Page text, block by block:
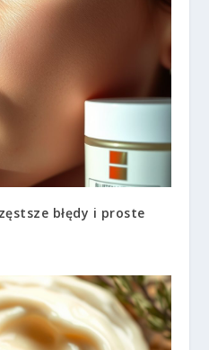
błędy i proste